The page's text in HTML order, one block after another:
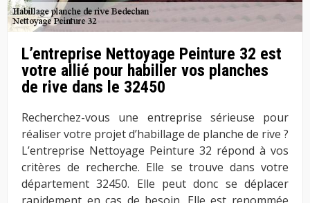
L’entreprise Nettoyage Peinture 32 est
votre allié pour habiller vos planches
de rive dans le 32450
Recherchez-vous une entreprise sérieuse pour
réaliser votre projet d’habillage de planche de rive ?
L’entreprise Nettoyage Peinture 32 répond à vos
critères de recherche. Elle se trouve dans votre
département 32450. Elle peut donc se déplacer